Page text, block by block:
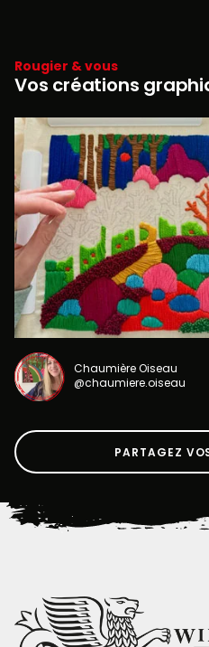
Rougier & vous
Vos créations
Chaumière Oiseau
@chaumiere.oiseau
PARTAGEZ